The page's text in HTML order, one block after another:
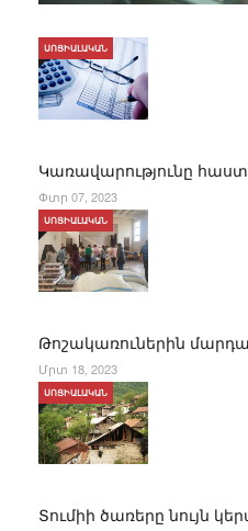
Կառավարությունը
ՍՈՑԻԱԼԱԿԱՆ
Փտր 07, 2023
Թոշակառուներին
ՍՈՑԻԱԼԱԿԱՆ
Մրտ 18, 2023
Տումիի ծառերը նույն
ՍՈՑԻԱԼԱԿԱՆ